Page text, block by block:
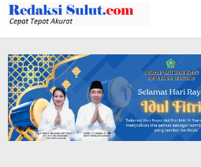
Lewati
ke
konten